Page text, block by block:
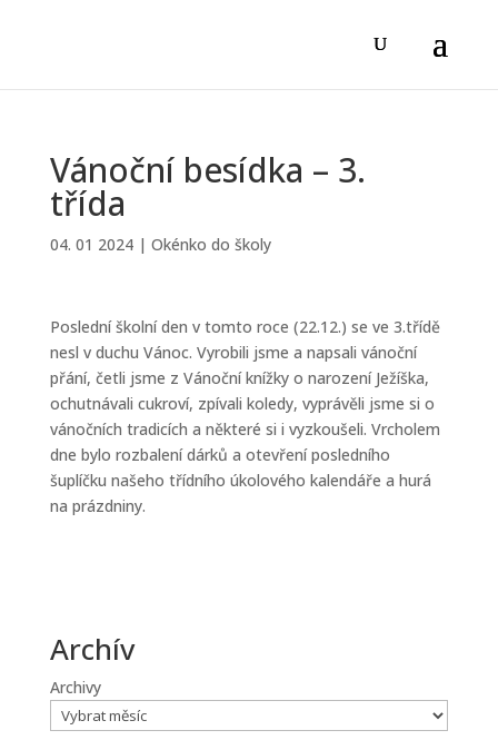
Vánoční besídka – 3.
třída
04. 01 2024| Okénko do školy
Poslední školní den v tomto roce (22.12.) se ve 3.třídě
nesl v duchu Vánoc. Vyrobili jsme a napsali vánoční
přání, četli jsme z Vánoční knížky o narození Ježíška,
ochutnávali cukroví, zpívali koledy, vyprávěli jsme si o
vánočních tradicích a některé si i vyzkoušeli. Vrcholem
dne bylo rozbalení dárků a otevření posledního
šuplíčku našeho třídního úkolového kalendáře a hurá
na prázdniny.
Archív
Archivy